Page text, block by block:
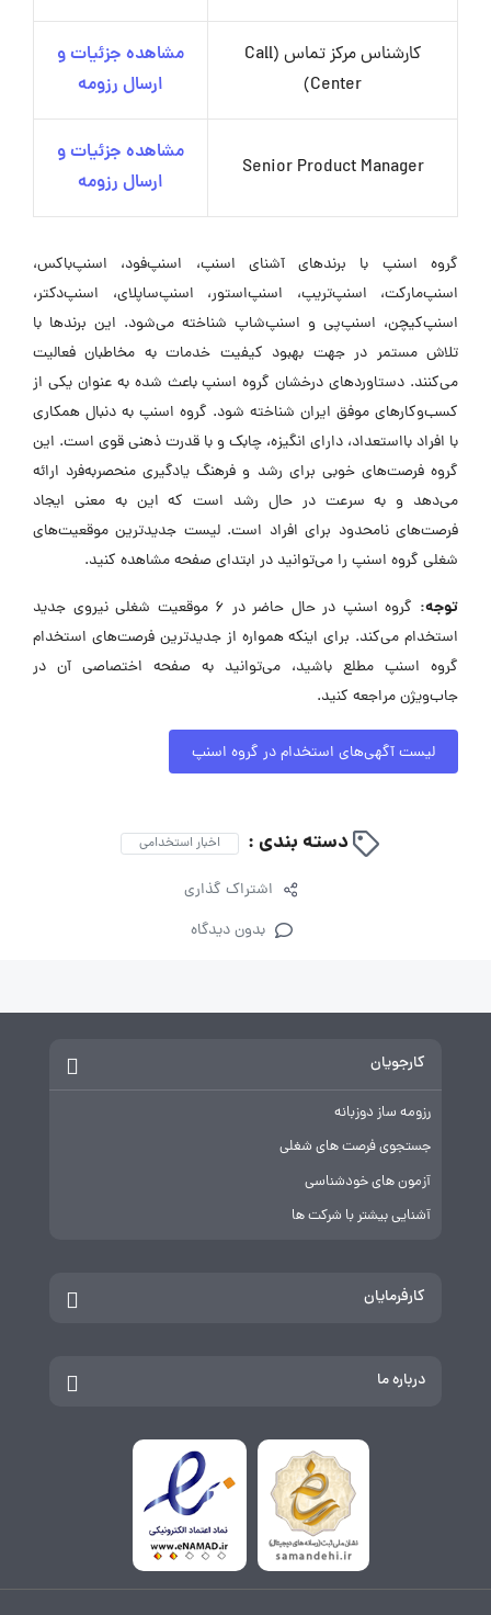
کارشناس مرکز تماس (Call
Center)
مشاهده جزئیات و
ارسال رزومه
Senior Product Manager
مشاهده جزئیات و
ارسال رزومه
گروه اسنپ با برندهای آشنای اسنپ، اسنپ‌فود، اسنپ‌باکس،
اسنپ‌مارکت، اسنپ‌تریپ، اسنپ‌استور، اسنپ‌ساپلای، اسنپ‌دکتر،
اسنپ‌کیچن، اسنپ‌پی و اسنپ‌شاپ شناخته می‌شود. این برندها با
تلاش مستمر در جهت بهبود کیفیت خدمات به مخاطبان فعالیت
می‌کنند. دستاوردهای درخشان گروه اسنپ باعث شده به عنوان یکی از
کسب‌وکارهای موفق ایران شناخته شود. گروه اسنپ به دنبال همکاری
با افراد بااستعداد، دارای انگیزه، چابک و با قدرت ذهنی قوی است. این
گروه فرصت‌های خوبی برای رشد و فرهنگ یادگیری منحصر‌به‌فرد ارائه
می‌دهد و به سرعت در حال رشد است که این به معنی ایجاد
فرصت‌های نامحدود برای افراد است. لیست جدیدترین موقعیت‌های
شغلی گروه اسنپ را می‌توانید در ابتدای صفحه مشاهده کنید.
توجه:
گروه اسنپ در حال حاضر در ۶ موقعیت شغلی نیروی جدید
استخدام می‌کند. برای اینکه همواره از جدیدترین فرصت‌های استخدام
گروه اسنپ مطلع باشید، می‌توانید به صفحه اختصاصی آن در
جاب‌ویژن مراجعه کنید.
لیست آگهی‌های استخدام در گروه اسنپ
دسته بندی : اخبار استخدامی
اشتراک گذاری
بدون دیدگاه
کارجویان
رزومه ساز دوزبانه
جستجوی فرصت های شغلی
آزمون های خودشناسی
آشنایی بیشتر با شرکت ها
کارفرمایان
درباره ما